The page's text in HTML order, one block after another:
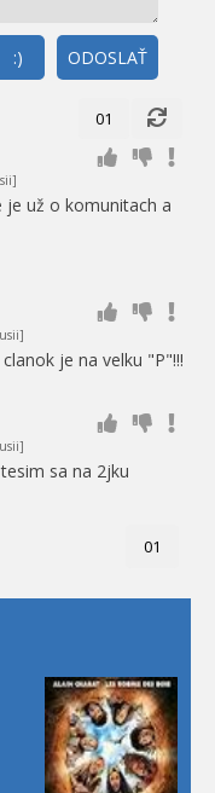
ODOSLAŤ
:)
01
je už o komunitach a
je na velku "P"!!!
sa na 2jku
01